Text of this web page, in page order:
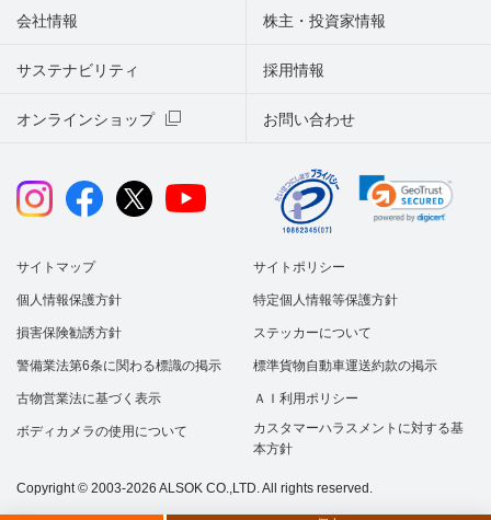
会社情報 株主・投資家情報
サステナビリティ
オンラインショップ お問い合わせ
採用情報
サイトマップ サイトポリシー
個人情報保護方針 特定個人情報等保護方針
損害保険勧誘方針 ステッカーについて
警備業法第6条に関わる標識の掲示 標準貨物自動車運送約款の掲示
古物営業法に基づく表示 ＡＩ利用ポリシー
ボディカメラの使用について
カスタマーハラスメントに対する基
本方針
Copyright © 2003-2026 ALSOK CO.,LTD. All rights reserved.